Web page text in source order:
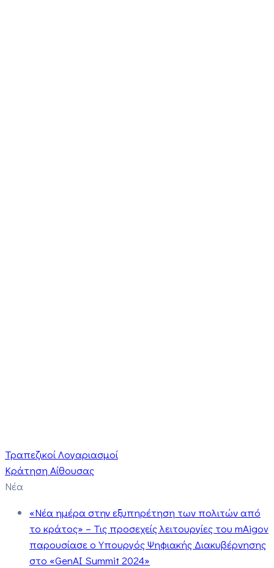
Τραπεζικοί Λογαριασμοί
Κράτηση Αίθουσας
Νέα
«Νέα ημέρα στην εξυπηρέτηση των πολιτών από
το κράτος» – Τις προσεχείς λειτουργίες του mAigov
παρουσίασε ο Υπουργός Ψηφιακής Διακυβέρνησης
στο «GenAI Summit 2024»